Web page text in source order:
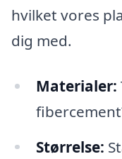
hvilket vores
dig med.
Materialer:
Størrelse: